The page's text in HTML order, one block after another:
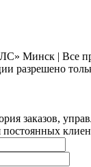
Минск | Все
разрешено
заказов,